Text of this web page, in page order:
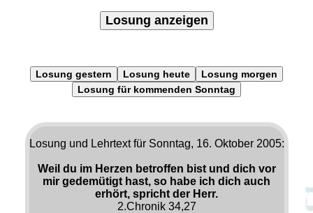
Losung anzeigen
Losung gestern Losung heute
Losung morgen
Losung für kommenden Sonntag
Losung und Lehrtext für Sonntag, 16. Oktober 2005:
Weil du im Herzen betroffen bist und dich vor
mir gedemütigt hast, so habe ich dich auch
erhört, spricht der Herr.
2.Chronik 34,27